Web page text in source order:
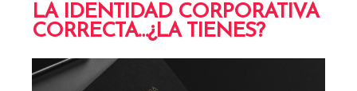
LA IDENTIDAD CORPORATIVA
CORRECTA…¿LA TIENES?